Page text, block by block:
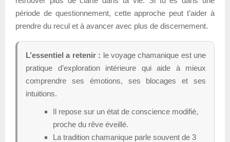
période de questionnement, cette approche peut t’aider à
prendre du recul et à avancer avec plus de discernement.
L’essentiel a retenir : le voyage chamanique est une
pratique d’exploration intérieure qui aide à mieux
comprendre ses émotions, ses blocages et ses
intuitions.
Il repose sur un état de conscience modifié,
proche du rêve éveillé.
La tradition chamanique parle souvent de 3